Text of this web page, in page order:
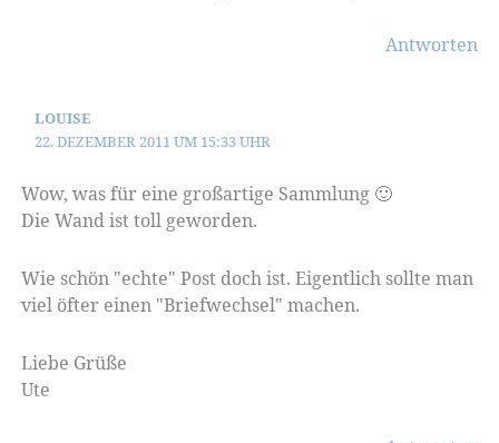
Antworten
LOUISE
22. DEZEMBER 2011 UM 15:33 UHR
Wow, was für eine großartige Sammlung 🙂
Die Wand ist toll geworden.
Wie schön "echte" Post doch ist. Eigentlich sollte man
viel öfter einen "Briefwechsel" machen.
Liebe Grüße
Ute